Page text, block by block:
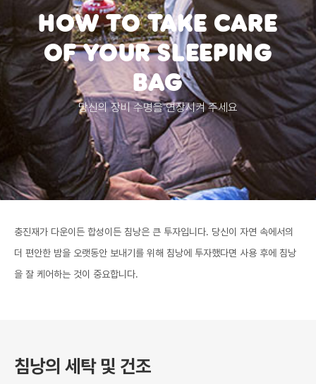
EXPERIENCES
ABOUT US
고객센터
회사소개
매장찾기
로그인
상의
하의
액세서리
등산화
아울렛
매장찾기
호야 사이클링
경량트레킹
고어텍스
베르그타겐
매장찾기
로그인
윈드 자켓
라이프스타일 자켓
다운 & 패딩 자켓
베스트
매장찾기
로그인
라이프스타일 바지
반바지 & 스커트
보온 바지
매장찾기
회원가입
티셔츠
스웨터
베이스레이어
매장찾기
회원가입
장갑
기타
매장찾기
회원가입
로그인
신발용품
매장찾기
회원가입
로그인
상의
하의
액세서리
등산화
아울렛
매장찾기
경량트레킹
고어텍스
베르그타겐
매장찾기
회원가입
윈드 자켓
라이프스타일 자켓
다운 & 패딩 자켓
베스트
매장찾기
로그인
라이프스타일 바지
반바지
보온 바지
매장찾기
회원가입
티셔츠
스웨터
베이스레이어
매장찾기
회원가입
장갑
기타
매장찾기
회원가입
로그인
신발용품
매장찾기
회원가입
로그인
텐트&침낭
매장찾기
회원가입
로그인
매장찾기
회원가입
로그인
여행 가방
여행 액세서리
데이팩
힙팩 & 크로스백
매장찾기
로그인
매장찾기
회원가입
로그인
매장찾기
회원가입
로그인
소재
제품관리
매장찾기
회원가입
로그인
폭스트레킹
매장찾기
회원가입
로그인
상품문의
FAQ
A/S 안내
C/S 안내
매장찾기
로그인
HOW TO TAKE CARE
OF YOUR SLEEPING
BAG
당신의 장비 수명을 연장시켜 주세요
충진재가 다운이든 합성이든 침낭은 큰 투자입니다. 당신이 자연 속에서의
더 편안한 밤을 오랫동안 보내기를 위해 침낭에 투자했다면 사용 후에 침낭
을 잘 케어하는 것이 중요합니다.
침낭의 세탁 및 건조